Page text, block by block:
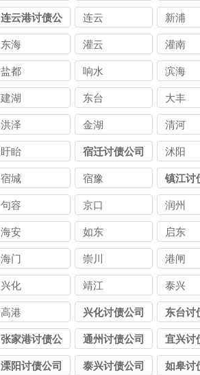
连云港讨债公
司
连云 新浦
东海 灌云 灌南
盐都 响水 滨海
建湖 东台 大丰
洪泽 金湖 清河
盱眙 宿迁讨债公司 沭阳
宿城 宿豫 镇江讨
句容 京口 润州
海安 如东 启东
海门 崇川 港闸
兴化 靖江 泰兴
高港 兴化讨债公司 东台讨
张家港讨债公
司
通州讨债公司 宜兴讨
溧阳讨债公司 泰兴讨债公司 如皋讨